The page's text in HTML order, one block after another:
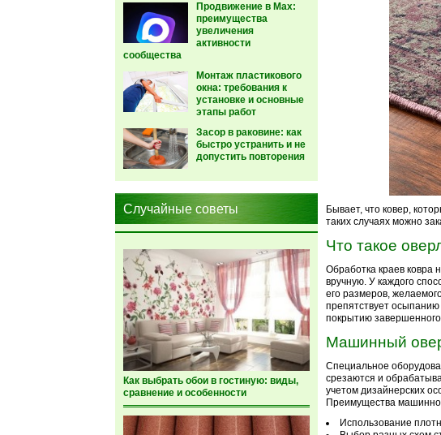
Продвижение в Max:
преимущества
увеличения
активности
сообщества
Монтаж пластикового
окна: требования к
установке и основные
этапы работ
Засор в раковине: как
быстро устранить и не
допустить повторения
Случайные советы
Как выбрать обои в гостиную: виды,
сравнение и особенности
Бывает, что ковер,
таких случаях можно
Что такое
Обработка краев ковра
вручную. У каждого
его размеров,
препятствует
покрытию
Машинный
Специальное
срезаются и
учетом дизайнерских
Преимущества
Использование